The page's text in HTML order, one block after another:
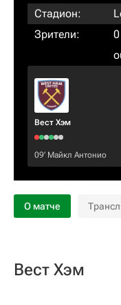
Стадион:
Зрители:
Вест Хэм
09‎’‎ Майкл Антонио
О матче
Вест Хэм